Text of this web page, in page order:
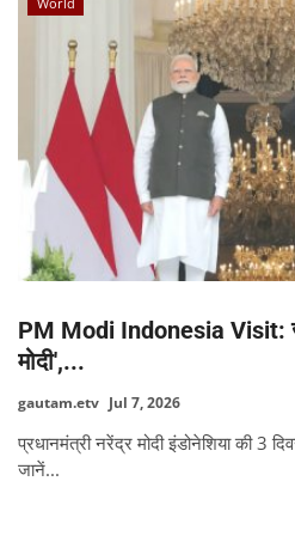
PM Modi Indonesia Visit:
मोदी',...
gautam.etv Jul 7, 2026
प्रधानमंत्री नरेंद्र मोदी इंडोनेशिया की 3
जानें...